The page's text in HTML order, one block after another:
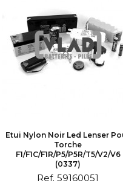
Etui Nylon Noir Led Lenser
Torche
F1/F1C/F1R/P5/P5R/T5/V2/V6
(0337)
Ref. 59160051